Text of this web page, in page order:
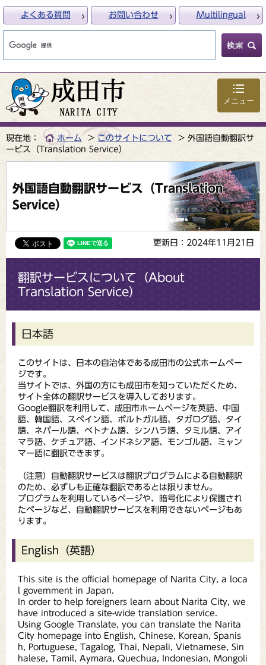
メニュー
よくある質問 お問い合わせ Multilingual
現在地： ホーム このサイトについて
外国語自動翻訳サ
ービス（Translation Service）
外国語自動翻訳サービス（Translation
Service）
更新日：2024年11月21日
翻訳サービスについて（About
Translation Service）
日本語
このサイトは、日本の自治体である成田市の公式ホームペー
ジです。
当サイトでは、外国の方にも成田市を知っていただくため、
サイト全体の翻訳サービスを導入しております。
Google翻訳を利用して、成田市ホームページを英語、中国
語、韓国語、スペイン語、ポルトガル語、タガログ語、タイ
語、ネパール語、ベトナム語、シンハラ語、タミル語、アイ
マラ語、ケチュア語、インドネシア語、モンゴル語、ミャン
マー語に翻訳できます。
（注意）自動翻訳サービスは翻訳プログラムによる自動翻訳
のため、必ずしも正確な翻訳であるとは限りません。
プログラムを利用しているページや、暗号化により保護され
たページなど、自動翻訳サービスを利用できないページもあ
ります。
English（英語）
This site is the official homepage of Narita City, a loca
l government in Japan.
In order to help foreigners learn about Narita City, we
have introduced a site-wide translation service.
Using Google Translate, you can translate the Narita
City homepage into English, Chinese, Korean, Spanis
h, Portuguese, Tagalog, Thai, Nepali, Vietnamese, Sin
halese, Tamil, Aymara, Quechua, Indonesian, Mongoli